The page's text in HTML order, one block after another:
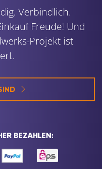
Verbindlich.
Freude! Und
Projekt ist
BEZAHLEN: